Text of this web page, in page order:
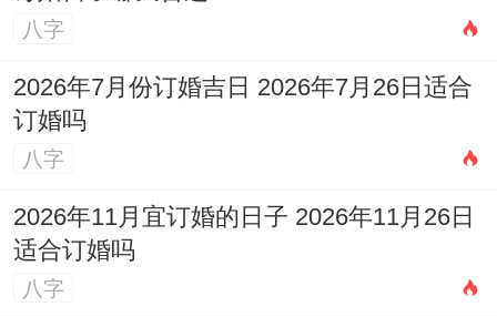
忌:伐木、上梁、修造、入殓、理发、会亲
友、入宅、安门、安葬、作灶。
此日虽忌稍多，但核心宜项均利婚约，适合
注重精神契合同共同成长的伴侣！
10.阳历2026年11月22日，星期日
农历十月十四，冲马（丙午）煞南！
八字
2026年7月份订婚吉日 2026年7月26日适合
订婚吗
八字
2026年11月宜订婚的日子 2026年11月26日
适合订婚吗
八字